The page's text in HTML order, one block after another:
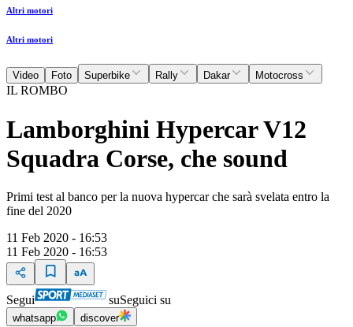
Altri motori
Altri motori
Video Foto Superbike Rally Dakar Motocross
IL ROMBO
Lamborghini Hypercar V12
Squadra Corse, che sound
Primi test al banco per la nuova hypercar che sarà svelata entro la
fine del 2020
11 Feb 2020 - 16:53
11 Feb 2020 - 16:53
Segui suSeguici su
whatsapp discover